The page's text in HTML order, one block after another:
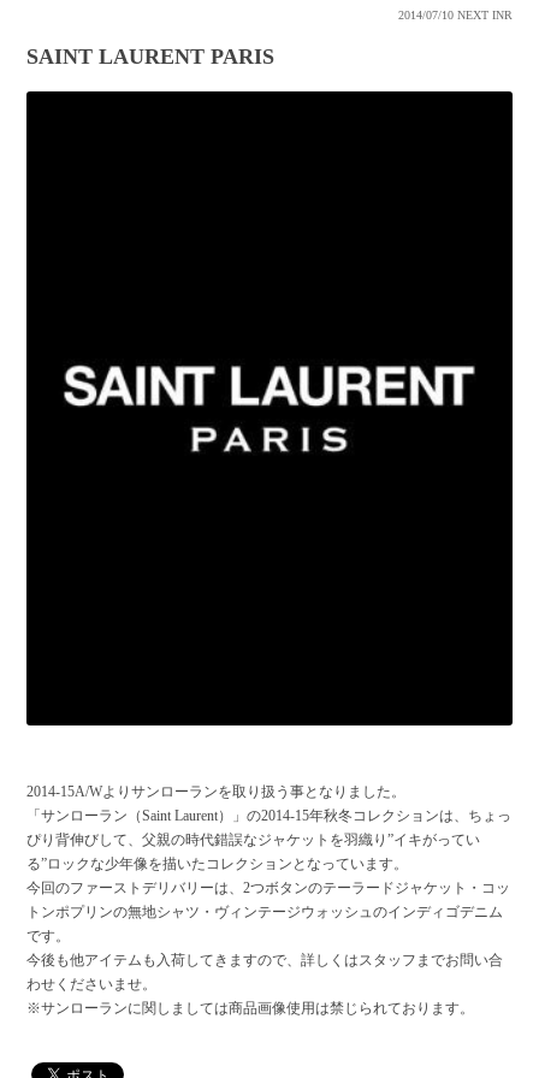
2014/07/10 NEXT INR
SAINT LAURENT PARIS
2014-15A/Wよりサンローランを取り扱う事となりました。
「サンローラン（Saint Laurent）」の2014-15年秋冬コレクションは、ちょっ
ぴり背伸びして、父親の時代錯誤なジャケットを羽織り”イキがってい
る”ロックな少年像を描いたコレクションとなっています。
今回のファーストデリバリーは、2つボタンのテーラードジャケット・コッ
トンポプリンの無地シャツ・ヴィンテージウォッシュのインディゴデニム
です。
今後も他アイテムも入荷してきますので、詳しくはスタッフまでお問い合
わせくださいませ。
※サンローランに関しましては商品画像使用は禁じられております。